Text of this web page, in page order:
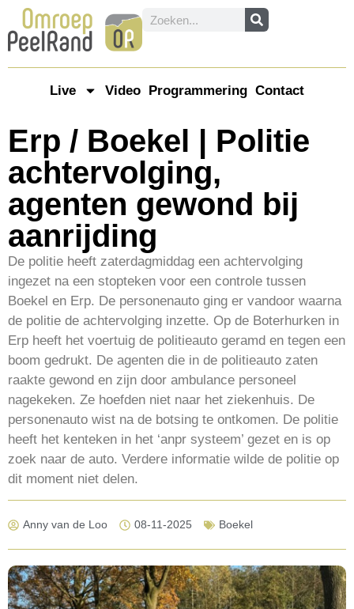
Live Video Programmering Contact
Erp / Boekel | Politie
achtervolging,
agenten gewond bij
aanrijding
De politie heeft zaterdagmiddag een achtervolging
ingezet na een stopteken voor een controle tussen
Boekel en Erp. De personenauto ging er vandoor waarna
de politie de achtervolging inzette. Op de Boterhurken in
Erp heeft het voertuig de politieauto geramd en tegen een
boom gedrukt. De agenten die in de politieauto zaten
raakte gewond en zijn door ambulance personeel
nagekeken. Ze hoefden niet naar het ziekenhuis. De
personenauto wist na de botsing te ontkomen. De politie
heeft het kenteken in het ‘anpr systeem’ gezet en is op
zoek naar de auto. Verdere informatie wilde de politie op
dit moment niet delen.
Anny van de Loo 08-11-2025 Boekel